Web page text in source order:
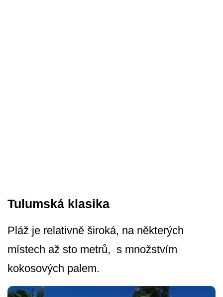
Tulumská klasika
Pláž je relativně široká, na některých
místech až sto metrů, s množstvím
kokosových palem.